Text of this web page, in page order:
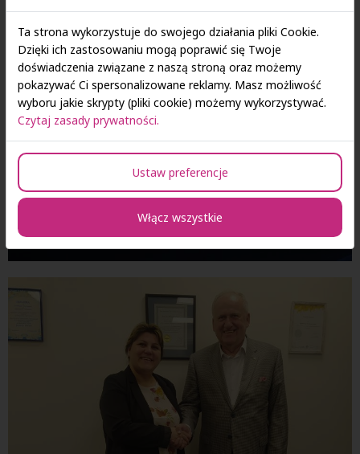
Ta strona wykorzystuje do swojego działania pliki Cookie.
Dzięki ich zastosowaniu mogą poprawić się Twoje
doświadczenia związane z naszą stroną oraz możemy
pokazywać Ci spersonalizowane reklamy. Masz możliwość
wyboru jakie skrypty (pliki cookie) możemy wykorzystywać.
Czytaj zasady prywatności.
Ustaw preferencje
Włącz wszystkie